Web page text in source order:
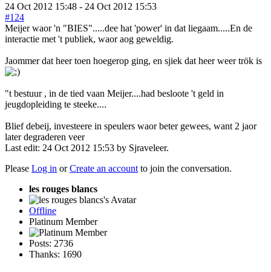
24 Oct 2012 15:48 - 24 Oct 2012 15:53
#124
Meijer waor 'n "BIES".....dee hat 'power' in dat liegaam.....En de
interactie met 't publiek, waor aog geweldig.
Jaommer dat heer toen hoegerop ging, en sjiek dat heer weer trök is
"t bestuur , in de tied vaan Meijer....had besloote 't geld in
jeugdopleiding te steeke....
Blief debeij, investeere in speulers waor beter gewees, want 2 jaor
later degraderen veer
Last edit: 24 Oct 2012 15:53 by Sjraveleer.
Please Log in orCreate an account to join the conversation.
les rouges blancs
Offline
Platinum Member
Posts: 2736
Thanks: 1690